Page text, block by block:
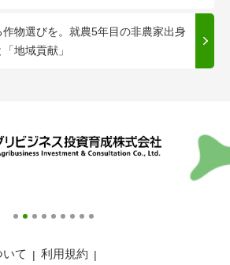
物選びを。就農5年目の非農家出身
地域貢献」
て 利用規約